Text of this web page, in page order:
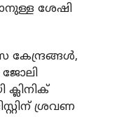
ശേഷി
കേന്ദ്രങ്ങൾ,
ശ്രവണ